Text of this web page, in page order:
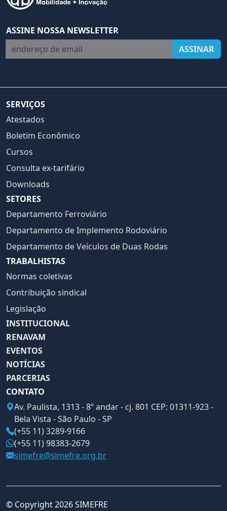
ASSINE NOSSA NEWSLETTER
endereço de email
ASSINAR
SERVIÇOS
Atestados
Boletim Econômico
Cursos
Consulta ex-tarifário
Downloads
SETORES
Departamento Ferroviário
Departamento de Implemento Rodoviário
Departamento de Veículos de Duas Rodas
TRABALHISTAS
Normas coletivas
Contribuição sindical
Legislação
INSTITUCIONAL
RENAVAM
EVENTOS
NOTÍCIAS
PARCERIAS
CONTATO
Av. Paulista, 1313 - 8º andar - cj. 801 CEP: 01311-923 -
Bela Vista - São Paulo - SP
(+55 11) 3289-9166
(+55 11) 98383-2679
simefre@simefre.org.br
© Copyright 2026 SIMEFRE